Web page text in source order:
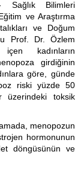
Sağlık Bilimleri
ve Araştırma
ve Doğum
Prof. Dr. Özlem
kadınların
girdiğinin
göre, günde
riski yüzde 50
üzerindeki toksik
menopozun
hormonunun
döngüsünün ve